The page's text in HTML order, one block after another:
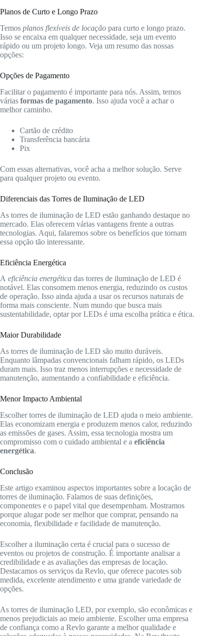
Planos de Curto e Longo Prazo
Temos planos flexíveis de locação para curto e longo prazo.
Isso se encaixa em qualquer necessidade, seja um evento
rápido ou um projeto longo. Veja um resumo das nossas
opções:
Opções de Pagamento
Facilitar o pagamento é importante para nós. Assim, temos
várias formas de pagamento. Isso ajuda você a achar o
melhor caminho.
Cartão de crédito
Transferência bancária
Pix
Com essas alternativas, você acha a melhor solução. Serve
para qualquer projeto ou evento.
Diferenciais das Torres de Iluminação de LED
As torres de iluminação de LED estão ganhando destaque no
mercado. Elas oferecem várias vantagens frente a outras
tecnologias. Aqui, falaremos sobre os benefícios que tornam
essa opção tão interessante.
Eficiência Energética
A eficiência energética das torres de iluminação de LED é
notável. Elas consomem menos energia, reduzindo os custos
de operação. Isso ainda ajuda a usar os recursos naturais de
forma mais consciente. Num mundo que busca mais
sustentabilidade, optar por LEDs é uma escolha prática e ética.
Maior Durabilidade
As torres de iluminação de LED são muito duráveis.
Enquanto lâmpadas convencionais falham rápido, os LEDs
duram mais. Isso traz menos interrupções e necessidade de
manutenção, aumentando a confiabilidade e eficiência.
Menor Impacto Ambiental
Escolher torres de iluminação de LED ajuda o meio ambiente.
Elas economizam energia e produzem menos calor, reduzindo
as emissões de gases. Assim, essa tecnologia mostra um
compromisso com o cuidado ambiental e a eficiência
energética.
Conclusão
Este artigo examinou aspectos importantes sobre a locação de
torres de iluminação. Falamos de suas definições,
componentes e o papel vital que desempenham. Mostramos
porque alugar pode ser melhor que comprar, pensando na
economia, flexibilidade e facilidade de manutenção.
Escolher a iluminação certa é crucial para o sucesso de
eventos ou projetos de construção. É importante analisar a
credibilidade e as avaliações das empresas de locação.
Destacamos os serviços da Revlo, que oferece pacotes sob
medida, excelente atendimento e uma grande variedade de
opções.
As torres de iluminação LED, por exemplo, são econômicas e
menos prejudiciais ao meio ambiente. Escolher uma empresa
de confiança como a Revlo garante a melhor qualidade e